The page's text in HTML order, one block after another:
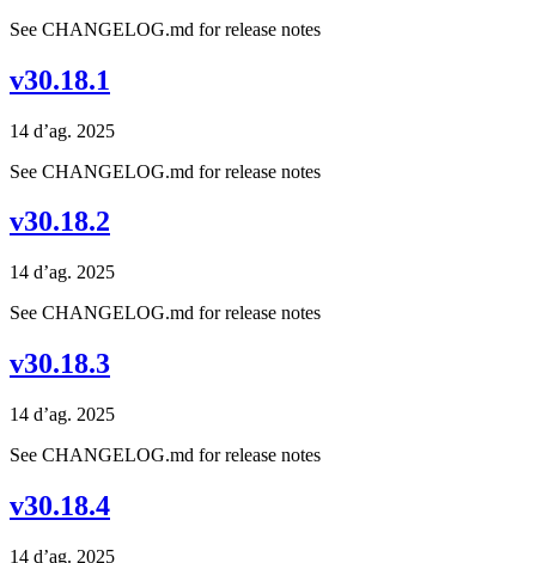
See CHANGELOG.md for release notes
v30.18.1
14 d’ag. 2025
See CHANGELOG.md for release notes
v30.18.2
14 d’ag. 2025
See CHANGELOG.md for release notes
v30.18.3
14 d’ag. 2025
See CHANGELOG.md for release notes
v30.18.4
14 d’ag. 2025